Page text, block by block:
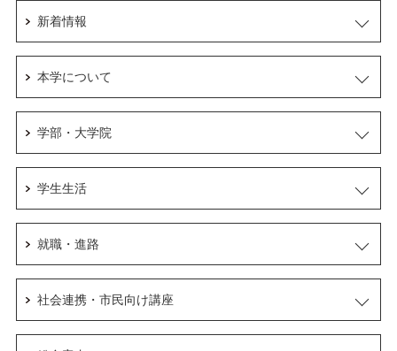
新着情報
本学について
学部・大学院
学生生活
就職・進路
社会連携・市民向け講座